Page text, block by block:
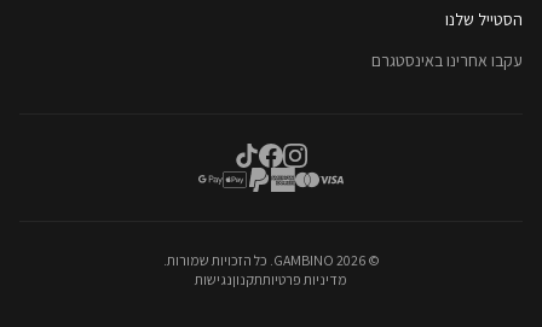
הסטייל שלנו
עקבו אחרינו באינסטגרם
©
2026
מדיניות פרטיותתקנוןנגישות